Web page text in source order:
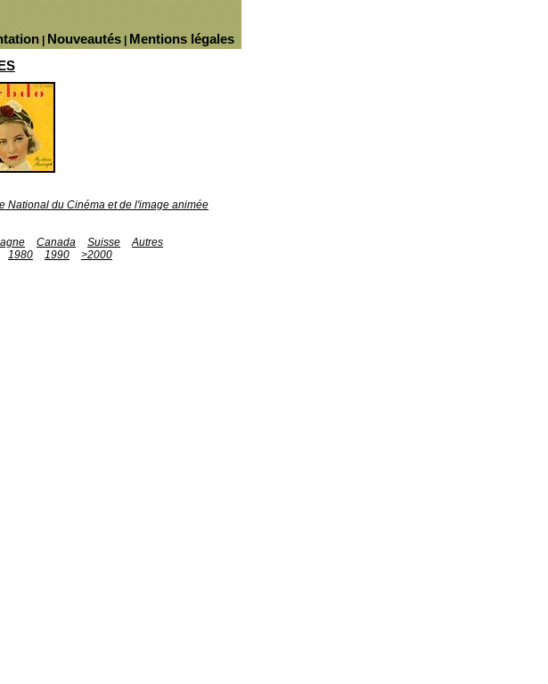
Mentions légales
Nouveautés
National du Cinéma et de l'image animée
Canada Suisse
Autres
1980 1990
>2000